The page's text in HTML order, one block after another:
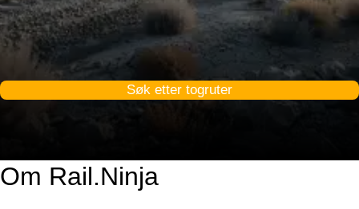
Søk etter togruter
Om Rail.Ninja